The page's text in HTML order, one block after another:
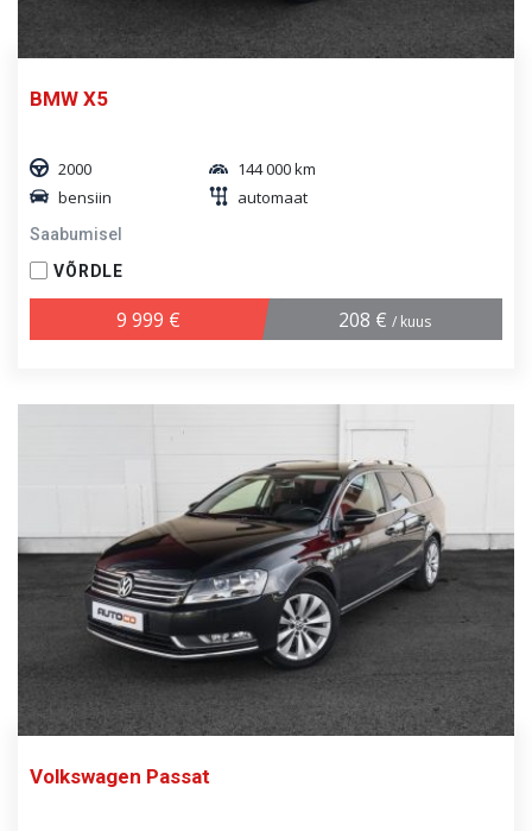
BMW X5
2000
144 000 km
bensiin
automaat
Saabumisel
VÕRDLE
9 999 € 208 € / kuus
Volkswagen Passat